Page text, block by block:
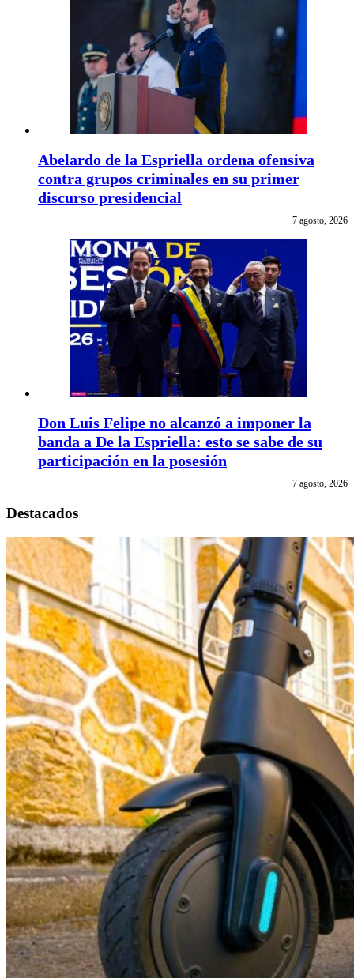
Abelardo de la Espriella ordena ofensiva
contra grupos criminales en su primer
discurso presidencial
7 agosto, 2026
Don Luis Felipe no alcanzó a imponer la
banda a De la Espriella: esto se sabe de su
participación en la posesión
7 agosto, 2026
Destacados